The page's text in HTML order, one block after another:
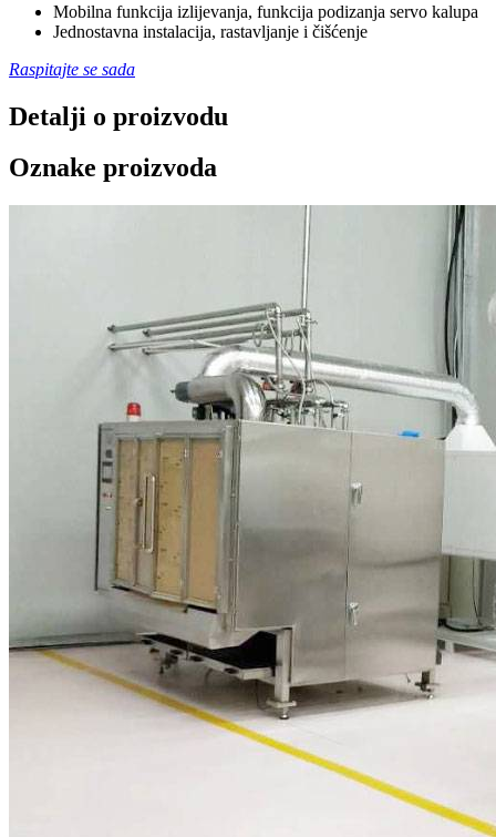
Mobilna funkcija izlijevanja, funkcija podizanja servo kalupa
Jednostavna instalacija, rastavljanje i čišćenje
Raspitajte se sada
Detalji o proizvodu
Oznake proizvoda